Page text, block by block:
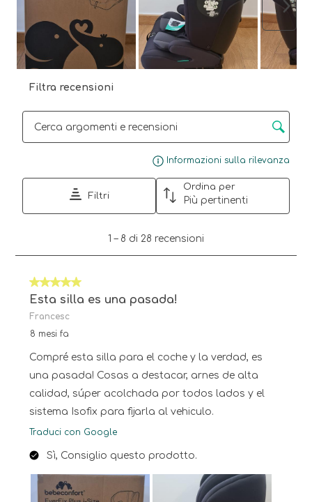
Filtra recensioni
Informazioni sulla rilevanza
Filtri
Ordina per
Più pertinenti
8
recensioni.
1 – 8 di 28 recensioni
5 su 5 stelle.
Esta silla es una pasada!
Francesc
8 mesi fa
Compré esta silla para el coche y la verdad, es
una pasada! Cosas a destacar, arnes de alta
calidad, súper acolchada por todos lados y el
sistema Isofix para fijarla al vehiculo.
Traduci con Google
Sì, Consiglio questo prodotto.